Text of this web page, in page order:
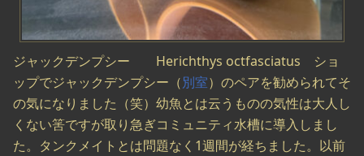
ジャックデンプシー Herichthys octfasciatus ショ
ップでジャックデンプシー（別室）のペアを勧められてそ
の気になりました（笑）幼魚とは云うものの気性は大人し
くない筈ですが取り急ぎコミュニティ水槽に導入しまし
た。タンクメイトとは問題なく1週間が経ちました。以前